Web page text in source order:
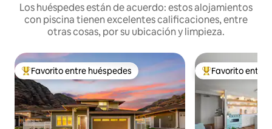
Los huéspedes están de acuerdo: estos alojamientos
con piscina tienen excelentes calificaciones, entre
otras cosas, por su ubicación y limpieza.
Favorito entre huéspedes preferido
Favorito entre huéspedes Favorito entre
Favorito entre